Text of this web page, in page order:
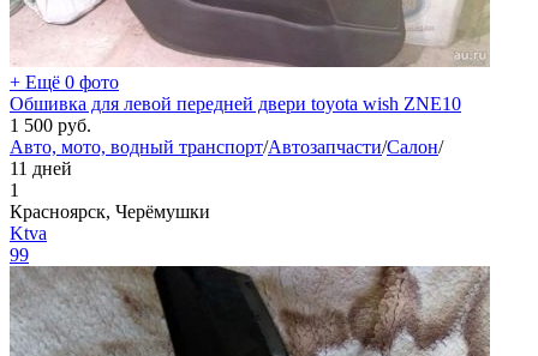
+ Ещё 0 фото
Обшивка для левой передней двери toyota wish ZNE10
1 500 руб.
Авто, мото, водный транспорт/Автозапчасти/Салон/
11 дней
1
Красноярск, Черёмушки
Ktva
99